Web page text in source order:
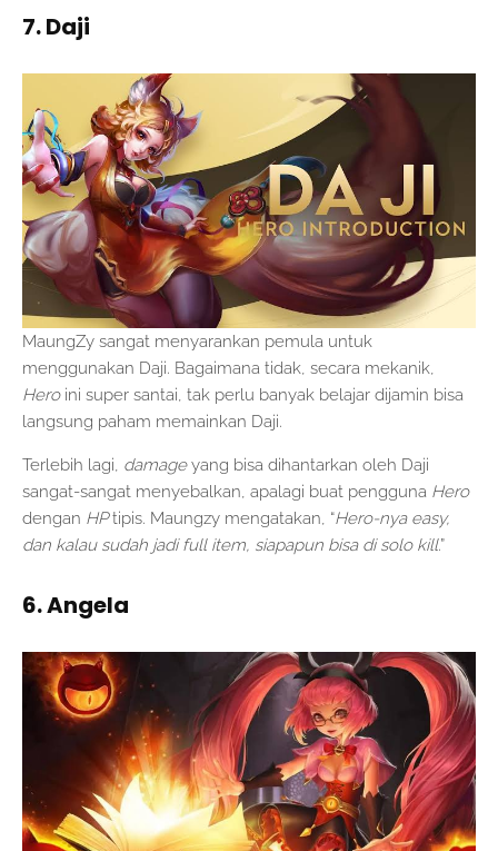
7. Daji
MaungZy sangat menyarankan pemula untuk
menggunakan Daji. Bagaimana tidak, secara mekanik,
Hero ini super santai, tak perlu banyak belajar dijamin bisa
langsung paham memainkan Daji.
Terlebih lagi, damageyang bisa dihantarkan oleh Daji
sangat-sangat menyebalkan, apalagi buat pengguna Hero
dengan HPtipis. Maungzy mengatakan, “Hero-nya easy,
dan kalau sudah jadi full item, siapapun bisa di solo kill.”
6. Angela